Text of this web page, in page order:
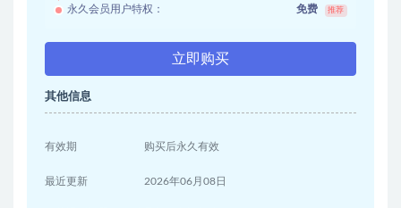
永久会员用户特权： 免费 推荐
立即购买
其他信息
有效期 购买后永久有效
最近更新 2026年06月08日